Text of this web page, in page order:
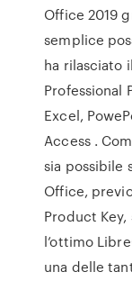
Office 2019
semplice
ha rilasciato
Professional
Excel,
Access .
sia possibile
Office,
Product
l’ottimo
una delle